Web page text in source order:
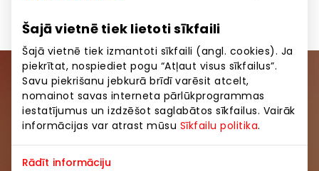
Šajā vietnē tiek lietoti sīkfaili
Šajā vietnē tiek izmantoti sīkfaili (angl. cookies). Ja
piekrītat, nospiediet pogu “Atļaut visus sīkfailus”.
Savu piekrišanu jebkurā brīdī varēsit atcelt,
nomainot savas interneta pārlūkprogrammas
iestatījumus un izdzēšot saglabātos sīkfailus. Vairāk
informācijas var atrast mūsu Sīkfailu politika.
Rādīt informāciju
Pievienojieties mūsu kopienai
Uzzini pirmais par labākajiem piedāvājumiem,
izklaides centros “AKROPOLE Alfa” un “AKROPOLE